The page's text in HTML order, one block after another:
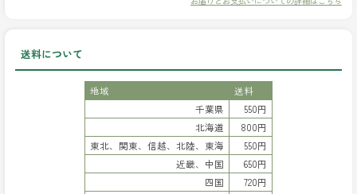
送料について
地域
送料
千葉県
550円
北海道
800円
東北、関東、信越、北陸、東海
550円
近畿、中国
650円
四国
720円